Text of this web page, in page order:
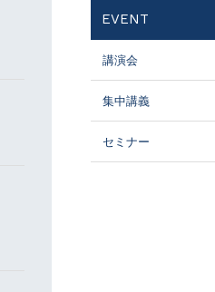
EVENT
講演会
集中講義
セミナー